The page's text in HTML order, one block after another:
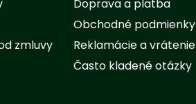
zmluvy
Doprava a platba
Obchodné podmienky
Reklamácie a vrátenie
Často kladené otázky